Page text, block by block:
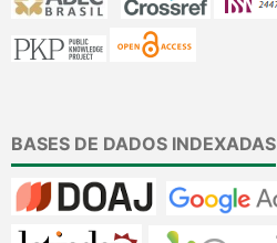
BASES DE DADOS INDEXADAS